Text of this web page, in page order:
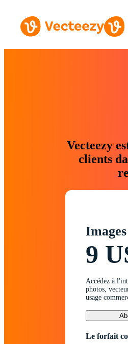
Vecteezy
clients
9
Accédez à
photos,
usage
Le forfait